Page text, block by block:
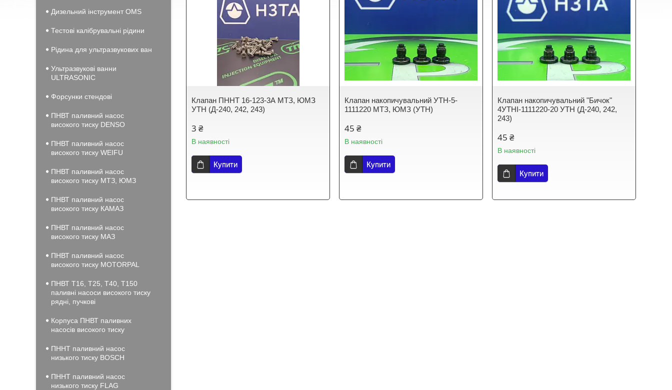
Клапан ПННТ 16-123-3А МТЗ, ЮМЗ​
УТН (Д-240, 242, 243)
3 ₴
В наявності
Купити
Клапан накопичувальний УТН-5-
1111220 МТЗ, ЮМЗ (УТН)
45 ₴
В наявності
Купити
Клапан накопичувальний "Бичок"
4УТНІ-1111220-20 УТН (Д-240, 242,
243)
45 ₴
В наявності
Купити
Дизельний інструмент OMS
Тестові калібрувальні рідини
Рідина для ультразвукових ван
Ультразвукові ванни
ULTRASONIC
Форсунки стендові
ПНВТ паливний насос
високого тиску DENSO
ПНВТ паливний насос
високого тиску WEIFU
ПНВТ паливний насос
високого тиску МТЗ, ЮМЗ
ПНВТ паливний насос
високого тиску КАМАЗ
ПНВТ паливний насос
високого тиску МАЗ
ПНВТ паливний насос
високого тиску MOTORPAL
ПНВТ Т16, Т25, Т40, Т150
паливні насоси високого тиску
рядні, пучкові
Корпуса ПНВТ паливних
насосів високого тиску
ПННТ паливний насос
низького тиску BOSCH
ПННТ паливний насос
низького тиску FLAG